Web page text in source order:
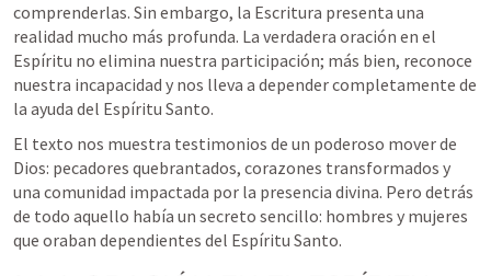
comprenderlas. Sin embargo, la Escritura presenta una
realidad mucho más profunda. La verdadera oración en el
Espíritu no elimina nuestra participación; más bien, reconoce
nuestra incapacidad y nos lleva a depender completamente de
la ayuda del Espíritu Santo.
El texto nos muestra testimonios de un poderoso mover de
Dios: pecadores quebrantados, corazones transformados y
una comunidad impactada por la presencia divina. Pero detrás
de todo aquello había un secreto sencillo: hombres y mujeres
que oraban dependientes del Espíritu Santo.